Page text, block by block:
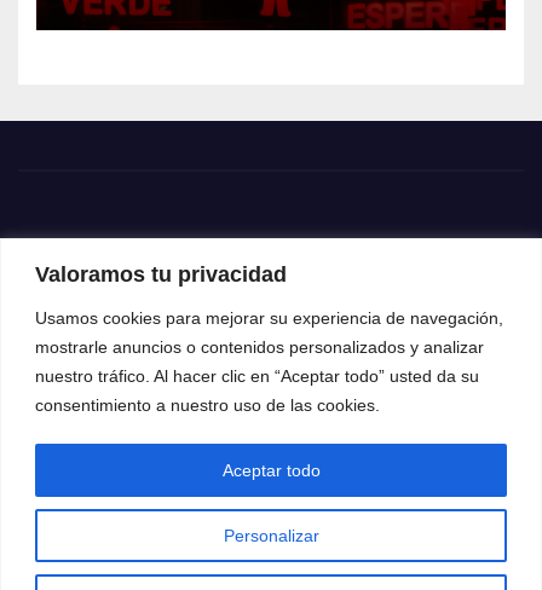
Valoramos tu privacidad
Usamos cookies para mejorar su experiencia de navegación,
mostrarle anuncios o contenidos personalizados y analizar
nuestro tráfico. Al hacer clic en “Aceptar todo” usted da su
consentimiento a nuestro uso de las cookies.
Personalizar
Aceptar todo
Funciona gracias a WordPress|Tema: News Way por